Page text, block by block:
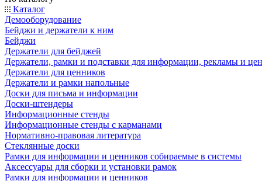
Каталог
Демооборудование
Бейджи и держатели к ним
Бейджи
Держатели для бейджей
Держатели, рамки и подставки для информации, рекламы и
Держатели для ценников
Держатели и рамки напольные
Доски для письма и информации
Доски-штендеры
Информационные стенды
Информационные стенды с карманами
Нормативно-правовая литература
Стеклянные доски
Рамки для информации и ценников собираемые в системы
Аксессуары для сборки и установки рамок
Рамки для информации и ценников